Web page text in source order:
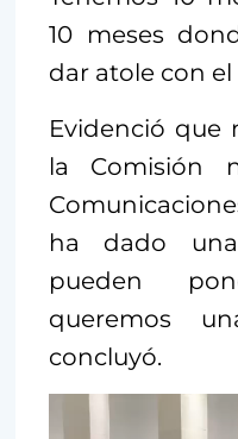
10 meses
dar atole con el
Evidenció que
la Comisión
ha dado
pueden
queremos
concluyó.